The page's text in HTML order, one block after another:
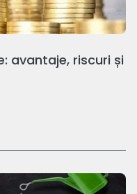
avantaje, riscuri și